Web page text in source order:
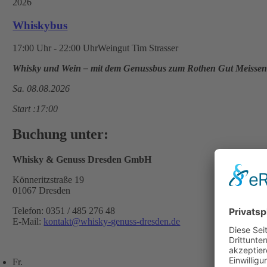
2026
Whiskybus
17:00 Uhr - 22:00 UhrWeingut Tim Strasser
Whisky und Wein – mit dem Genussbus zum Rothen Gut Meissen
Sa. 08.08.2026
Start :17:00
Buchung unter:
Whisky & Genuss Dresden GmbH
Könneritzstraße 19
01067 Dresden
Telefon: 0351 / 485 276 48
E-Mail: kontakt@whisky-genuss-dresden.de
Fr.